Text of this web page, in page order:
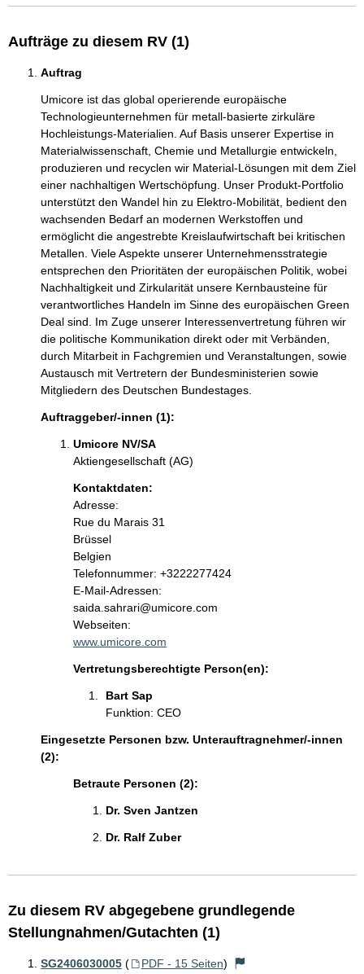
Aufträge zu diesem RV (1)
Auftrag
Umicore ist das global operierende europäische
Technologieunternehmen für metall-basierte zirkuläre
Hochleistungs-Materialien. Auf Basis unserer Expertise in
Materialwissenschaft, Chemie und Metallurgie entwickeln,
produzieren und recyclen wir Material-Lösungen mit dem Ziel
einer nachhaltigen Wertschöpfung. Unser Produkt-Portfolio
unterstützt den Wandel hin zu Elektro-Mobilität, bedient den
wachsenden Bedarf an modernen Werkstoffen und
ermöglicht die angestrebte Kreislaufwirtschaft bei kritischen
Metallen. Viele Aspekte unserer Unternehmensstrategie
entsprechen den Prioritäten der europäischen Politik, wobei
Nachhaltigkeit und Zirkularität unsere Kernbausteine für
verantwortliches Handeln im Sinne des europäischen Green
Deal sind. Im Zuge unserer Interessenvertretung führen wir
die politische Kommunikation direkt oder mit Verbänden,
durch Mitarbeit in Fachgremien und Veranstaltungen, sowie
Austausch mit Vertretern der Bundesministerien sowie
Mitgliedern des Deutschen Bundestages.
Auftraggeber/-innen (1):
Umicore NV/SA
Aktiengesellschaft (AG)
Kontaktdaten:
Adresse:
Rue du Marais 31
Brüssel
Belgien
Kontaktinformationen:
Telefonnummer: +3222277424
E-Mail-Adressen:
saida.sahrari@umicore.com
Webseiten:
www.umicore.com
Vertretungsberechtigte Person(en):
Bart Sap
Funktion: CEO
Eingesetzte Personen bzw. Unterauftragnehmer/-innen
(2):
Betraute Personen (2):
Dr. Sven Jantzen
Dr. Ralf Zuber
Zu diesem RV abgegebene grundlegende
Stellungnahmen/Gutachten (1)
SG2406030005 ( PDF - 15 Seiten)